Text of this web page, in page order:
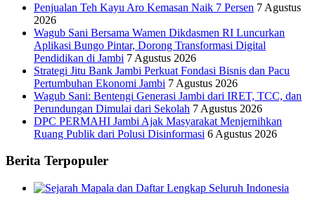
Penjualan Teh Kayu Aro Kemasan Naik 7 Persen 7 Agustus
2026
Wagub Sani Bersama Wamen Dikdasmen RI Luncurkan
Aplikasi Bungo Pintar, Dorong Transformasi Digital
Pendidikan di Jambi 7 Agustus 2026
Strategi Jitu Bank Jambi Perkuat Fondasi Bisnis dan Pacu
Pertumbuhan Ekonomi Jambi 7 Agustus 2026
Wagub Sani: Bentengi Generasi Jambi dari IRET, TCC, dan
Perundungan Dimulai dari Sekolah 7 Agustus 2026
DPC PERMAHI Jambi Ajak Masyarakat Menjernihkan
Ruang Publik dari Polusi Disinformasi 6 Agustus 2026
Berita Terpopuler